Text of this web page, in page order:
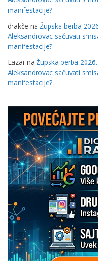
manifestacije?
drakče na Župska berba
Aleksandrovac sačuvati
manifestacije?
Lazar na Župska berba
Aleksandrovac sačuvati
manifestacije?